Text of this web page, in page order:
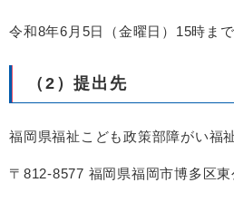
令和8年6月5日（金曜日）15時ま
（2）提出先
福岡県福祉こども政策部障がい福
〒812-8577 福岡県福岡市博多区東